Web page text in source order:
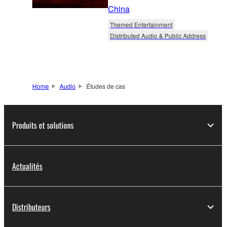
China
Themed Entertainment
Distributed Audio & Public Address
Home Audio Études de cas
Produits et solutions
Actualités
Distributeurs